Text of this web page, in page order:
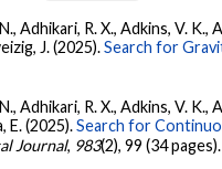
Adhikari, R. X., Adkins, V.
J. (2025).Search for
Adhikari, R. X., Adkins, V.
E. (2025).Search for
Journal, 983(2), 99 (34 pages).